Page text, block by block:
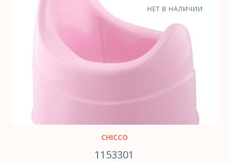
НЕТ В НАЛИЧИИ
CHICCO
1153301